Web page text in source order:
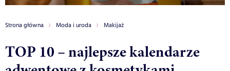
Strona główna Moda i uroda Makijaż
TOP 10 – najlepsze kalendarze